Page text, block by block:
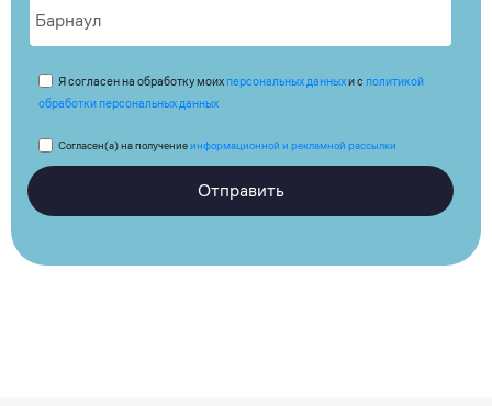
Я согласен на обработку моих персональных данныхи с политикой
обработки персональных данных
Согласен(а) на получениеинформационной и рекламной рассылки
Отправить